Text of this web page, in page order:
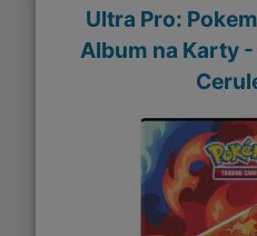
Ultra Pro:
Album na Karty